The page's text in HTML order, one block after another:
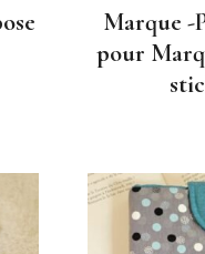
Marque -
pour